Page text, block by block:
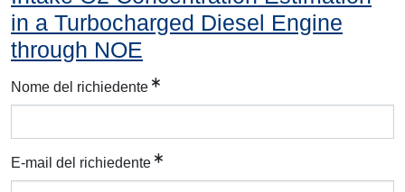
in a Turbocharged Diesel Engine
through NOE
Nome del richiedente
E-mail del richiedente